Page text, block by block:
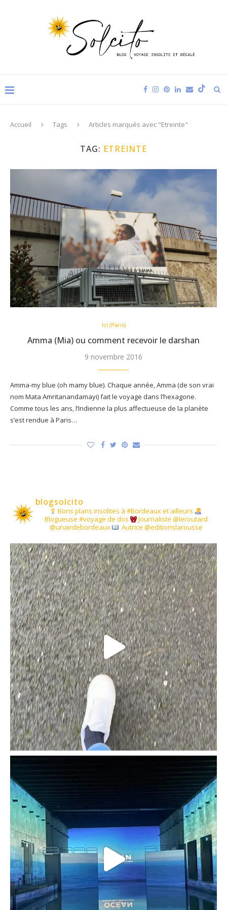
Accueil Tags Articles marqués avec "Etreinte"
TAG: ETREINTE
Ici (Paris)
Amma (Mia) ou comment recevoir le darshan
9 novembre 2016
Amma-my blue (oh mamy blue). Chaque année, Amma (de son vrai
nom Mata Amritanandamayi) fait le voyage dans l’hexagone.
Comme tous les ans, l’Indienne la plus affectueuse de la planète
s’est rendue à Paris…
blogsolcito
Bons plans insolites à #Bordeaux et ailleurs
Blogueuse #voyage de dos
Journaliste @leroutard
@unairdebordeaux
Autrice @editionslarousse